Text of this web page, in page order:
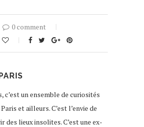
0 comment
c’est un ensemble de curiosités
et ailleurs. C’est l’envie de
des lieux insolites. C’est une ex-